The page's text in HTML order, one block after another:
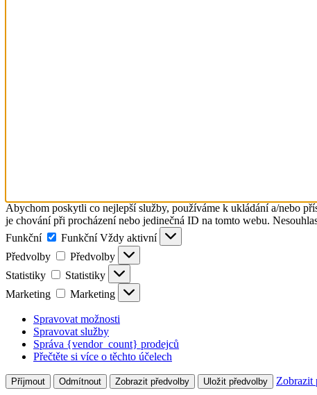
Abychom poskytli co nejlepší služby, používáme k ukládání a/nebo
je chování při procházení nebo jedinečná ID na tomto webu.
Funkční
Funkční Vždy aktivní
Předvolby
Předvolby
Statistiky
Statistiky
Marketing
Marketing
Spravovat možnosti
Spravovat služby
Správa {vendor_count} prodejců
Přečtěte si více o těchto účelech
Příjmout Odmítnout Zobrazit předvolby Uložit předvolby Zobrazit